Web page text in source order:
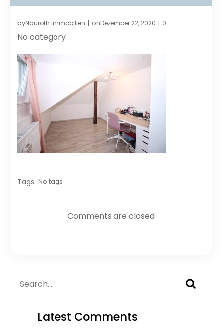
byNauroth Immobilien | onDezember 22, 2020 | 0
No category
Tags: No tags
Comments are closed
Latest Comments